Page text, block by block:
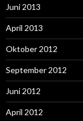
Juni 2013
April 2013
Oktober 2012
September 2012
Juni 2012
April 2012